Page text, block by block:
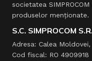
societatea
produselor menţionate.
S.C. SIMPROCOM
Adresa: Calea
Cod fiscal: RO 4909918